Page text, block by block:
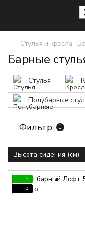
Стулья и кресла
Барные
Стулья
Полубарные
Фильтр 1
Высота сидения (см)
3
4